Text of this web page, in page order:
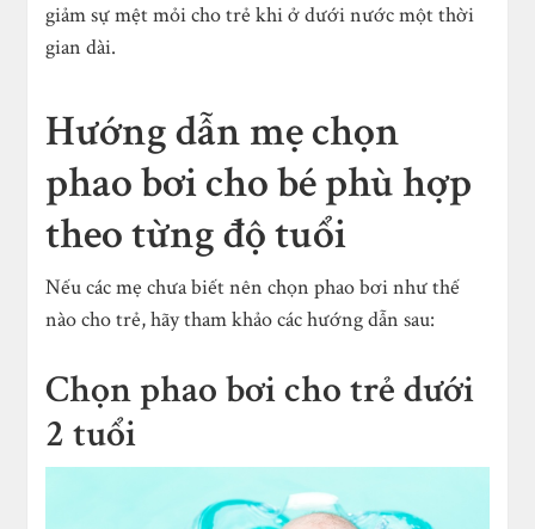
giảm sự mệt mỏi cho trẻ khi ở dưới nước một thời
gian dài.
Hướng dẫn mẹ chọn
phao bơi cho bé phù hợp
theo từng độ tuổi
Nếu các mẹ chưa biết nên chọn phao bơi như thế
nào cho trẻ, hãy tham khảo các hướng dẫn sau:
Chọn phao bơi cho trẻ dưới
2 tuổi